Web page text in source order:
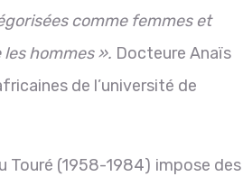
comme femmes et
hommes ». Docteure Anaïs
de l’université de
Touré (1958-1984) impose des